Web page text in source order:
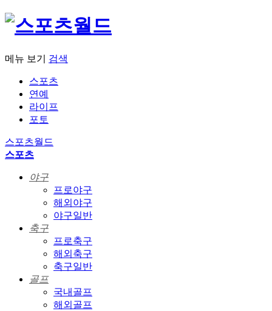
메뉴 보기 검색
스포츠
연예
라이프
포토
스포츠월드
스포츠
야구
프로야구
해외야구
야구일반
축구
프로축구
해외축구
축구일반
골프
국내골프
해외골프